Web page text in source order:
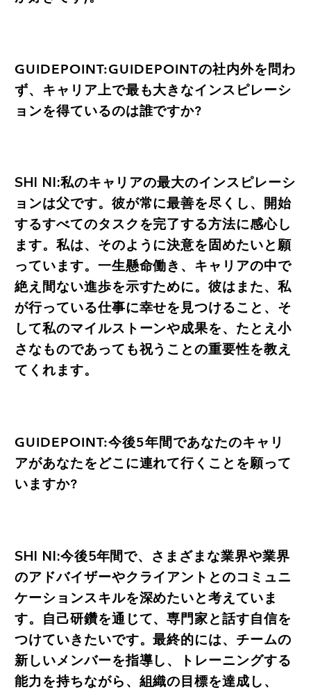
GUIDEPOINT:GUIDEPOINTの社内外を問わ
ず、キャリア上で最も大きなインスピレーシ
ョンを得ているのは誰ですか?
SHI NI:私のキャリアの最大のインスピレーシ
ョンは父です。彼が常に最善を尽くし、開始
するすべてのタスクを完了する方法に感心し
ます。私は、そのように決意を固めたいと願
っています。一生懸命働き、キャリアの中で
絶え間ない進歩を示すために。彼はまた、私
が行っている仕事に幸せを見つけること、そ
して私のマイルストーンや成果を、たとえ小
さなものであっても祝うことの重要性を教え
てくれます。
GUIDEPOINT:今後5年間であなたのキャリ
アがあなたをどこに連れて行くことを願って
いますか?
SHI NI:今後5年間で、さまざまな業界や業界
のアドバイザーやクライアントとのコミュニ
ケーションスキルを深めたいと考えていま
す。自己研鑽を通じて、専門家と話す自信を
つけていきたいです。最終的には、チームの
新しいメンバーを指導し、トレーニングする
能力を持ちながら、組織の目標を達成し、